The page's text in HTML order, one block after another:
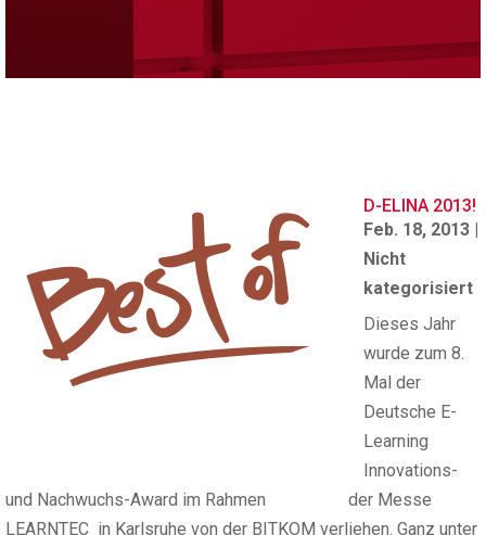
D-ELINA 2013!
Feb. 18, 2013 |
Nicht
kategorisiert
Dieses Jahr
wurde zum 8.
Mal der
Deutsche E-
Learning
Innovations-
und Nachwuchs-Award im Rahmen der Messe
LEARNTEC in Karlsruhe von der BITKOM verliehen. Ganz unter